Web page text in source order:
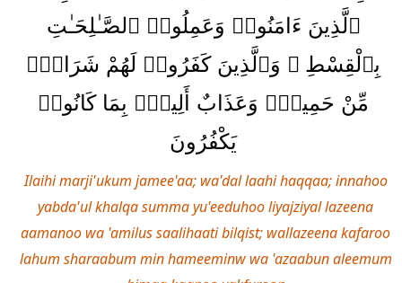
ٱلَّذِينَ ءَامَنُوا۟ وَعَمِلُوا۟ ٱلصَّـٰلِحَـٰتِ
بِٱلْقِسْطِ ۚ وَٱلَّذِينَ كَفَرُوا۟ لَهُمْ شَرَابٌۭ
مِّنْ حَمِيمٍۢ وَعَذَابٌ أَلِيمٌۢ بِمَا كَانُوا۟
يَكْفُرُونَ
Ilaihi marji'ukum jamee'aa; wa'dal laahi haqqaa; innahoo
yabda'ul khalqa summa yu'eeduhoo liyajziyal lazeena
aamanoo wa 'amilus saalihaati bilqist; wallazeena kafaroo
lahum sharaabum min hameeminw wa 'azaabun aleemum